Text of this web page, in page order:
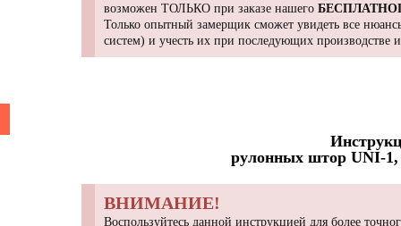
возможен ТОЛЬКО при заказе нашего
Только опытный замерщик сможет увидеть все
систем) и учесть их при последующих производстве
рулонных штор UNI-
ВНИМАНИЕ!
Воспользуйтесь данной инструкцией для более